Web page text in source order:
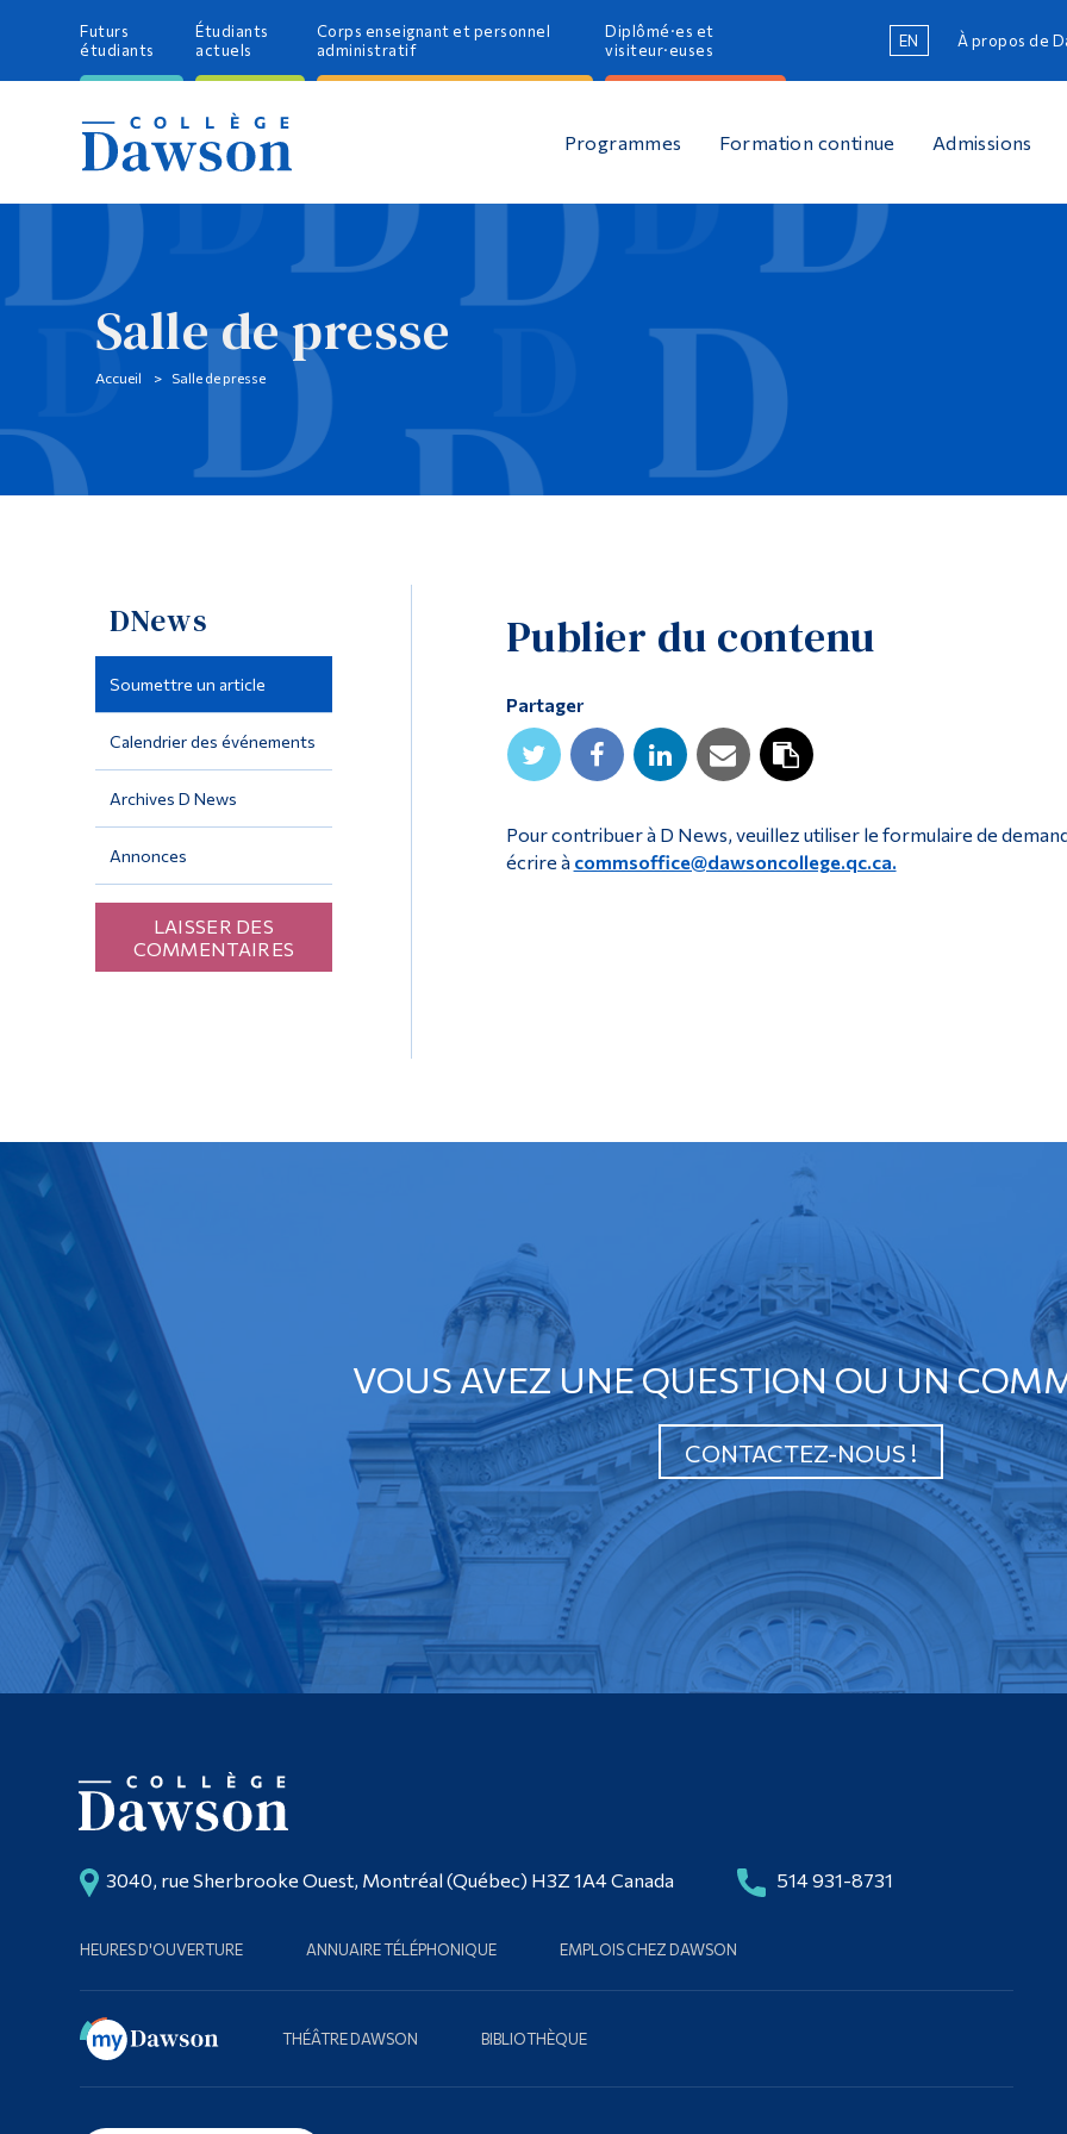
Futurs
étudiants
Étudiants
actuels
Corps enseignant et personnel
administratif
Diplômé·es et
visiteur·euses
EN À propos de
Programmes Formation continue Admissions
Salle de presse
Accueil Salle de presse
DNews
Soumettre un article
Calendrier des événements
Archives D News
Annonces
LAISSER DES
COMMENTAIRES
Publier du contenu
Partager
Pour contribuer à D News, veuillez utiliser le formulaire de
écrire à commsoffice@dawsoncollege.qc.ca.
VOUS AVEZ UNE QUESTION OU UN
CONTACTEZ-NOUS !
3040, rue Sherbrooke Ouest, Montréal (Québec) H3Z 1A4 Canada 514 931-8731
HEURES D'OUVERTURE ANNUAIRE TÉLÉPHONIQUE EMPLOIS CHEZ DAWSON
THÉÂTRE DAWSON BIBLIOTHÈQUE